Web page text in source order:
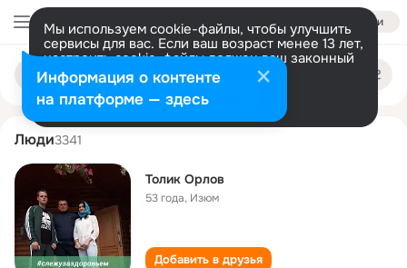
Войти
Мы используем cookie-файлы, чтобы улучшить
сервисы для вас. Если ваш возраст менее 13 лет,
настроить cookie-файлы должен ваш законный
представитель. Больше информации
Разрешить все Настроить
Поиск
людям
tolik orlov
Люди3341
Толик Орлов
53 года, Изюм
Добавить в друзья
Информация о контенте
на платформе — здесь